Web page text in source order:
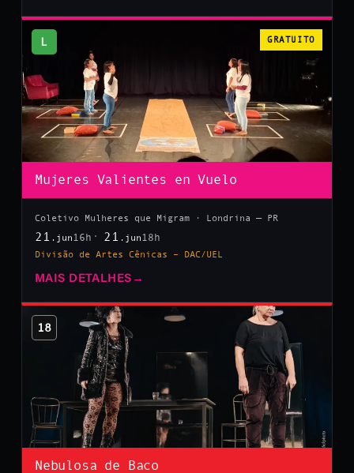
L GRATUITO
Mujeres Valientes en Vuelo
Coletivo Mulheres que Migram · Londrina — PR
21 .jun 16h 21 .jun 18h
Divisão de Artes Cênicas – DAC/UEL
MAIS DETALHES →
18
Nebulosa de Baco